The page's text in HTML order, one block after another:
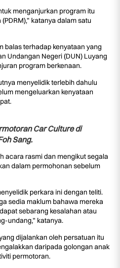
menganjurkan program itu
katanya dalam satu
balas terhadap kenyataan yang
Undangan Negeri (DUN) Luyang
program berkenaan.
menyelidik terlebih dahulu
mengeluarkan kenyataan
Car Culture di
Sang.
acara rasmi dan mengikut segala
dalam permohonan sebelum
perkara ini dengan teliti.
sedia maklum bahawa mereka
sebarang kesalahan atau
undang,” katanya.
dijalankan oleh persatuan itu
daripada golongan anak
permotoran.